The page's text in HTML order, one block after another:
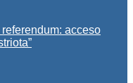
acceso